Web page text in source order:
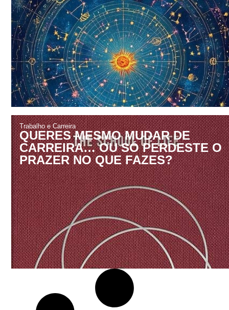
Trabalho e Carreira
QUERES MESMO MUDAR DE
CARREIRA… OU SÓ PERDESTE O
PRAZER NO QUE FAZES?